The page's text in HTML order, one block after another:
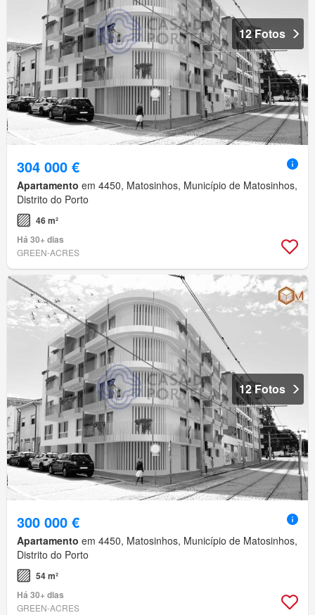
12 Fotos
304 000 €
Apartamento em 4450, Matosinhos, Município de Matosinhos,
Distrito do Porto
46 m²
Há 30+ dias
GREEN-ACRES
12 Fotos
300 000 €
Apartamento em 4450, Matosinhos, Município de Matosinhos,
Distrito do Porto
54 m²
Há 30+ dias
GREEN-ACRES